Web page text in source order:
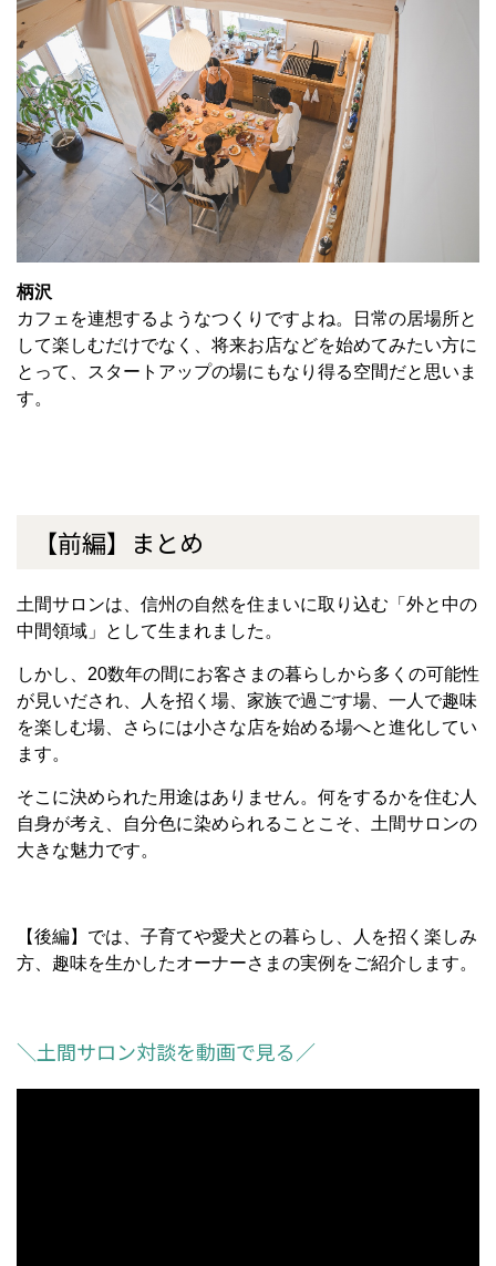
柄沢
カフェを連想するようなつくりですよね。日常の居場所と
して楽しむだけでなく、将来お店などを始めてみたい方に
とって、スタートアップの場にもなり得る空間だと思いま
す。
【前編】まとめ
土間サロンは、信州の自然を住まいに取り込む「外と中の
中間領域」として生まれました。
しかし、20数年の間にお客さまの暮らしから多くの可能性
が見いだされ、人を招く場、家族で過ごす場、一人で趣味
を楽しむ場、さらには小さな店を始める場へと進化してい
ます。
そこに決められた用途はありません。何をするかを住む人
自身が考え、自分色に染められることこそ、土間サロンの
大きな魅力です。
【後編】では、子育てや愛犬との暮らし、人を招く楽しみ
方、趣味を生かしたオーナーさまの実例をご紹介します。
＼土間サロン対談を動画で見る／